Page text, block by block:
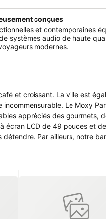
conçues
et contemporaines
systèmes audio de haute
modernes.
Le Moxy
appréciés des gourmets,
écran LCD de 49 pouces et
Par ailleurs, notre
amuse-bouches typiques,
tiennent dans tout Paris, et
devant la tour Eiffel.